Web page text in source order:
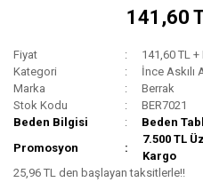
141,60
Fiyat
141,60 TL +
Kategori
İnce Askılı
Marka
Berrak
Stok Kodu
BER7021
Beden Bilgisi
Beden
Promosyon
7.500 TL
Kargo
25,96 TL den başlayan taksitlerle!!